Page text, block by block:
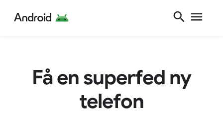
Få en superfed ny
telefon